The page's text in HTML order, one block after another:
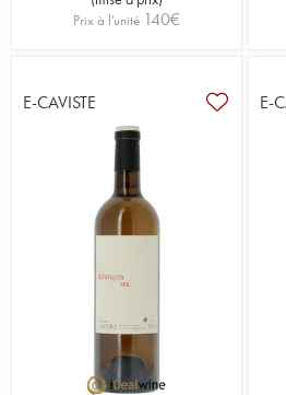
Prix à l'unité 140€
E-CAVISTE E-